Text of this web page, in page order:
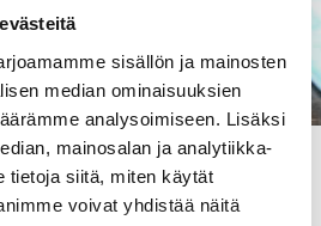
sisällön ja mainosten
median ominaisuuksien
analysoimiseen. Lisäksi
mainosalan ja analytiikka-
tietoja siitä, miten käytät
voivat yhdistää näitä